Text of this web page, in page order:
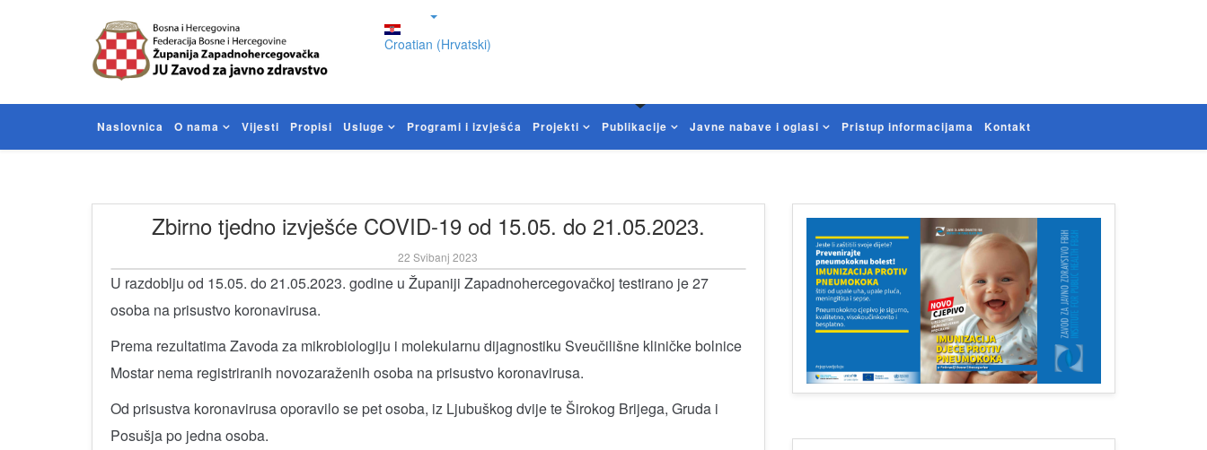
Croatian (Hrvatski)
Naslovnica O nama Vijesti Propisi Usluge Programi i izvješća Projekti Publikacije Javne nabave i oglasi Pristup informacijama Kontakt
Zbirno tjedno izvješće COVID-19 od 15.05. do 21.05.2023.
22 Svibanj 2023
U razdoblju od 15.05. do 21.05.2023. godine u Županiji Zapadnohercegovačkoj testirano je 27
osoba na prisustvo koronavirusa.
Prema rezultatima Zavoda za mikrobiologiju i molekularnu dijagnostiku Sveučilišne kliničke bolnice
Mostar nema registriranih novozaraženih osoba na prisustvo koronavirusa.
Od prisustva koronavirusa oporavilo se pet osoba, iz Ljubuškog dvije te Širokog Brijega, Gruda i
Posušja po jedna osoba.